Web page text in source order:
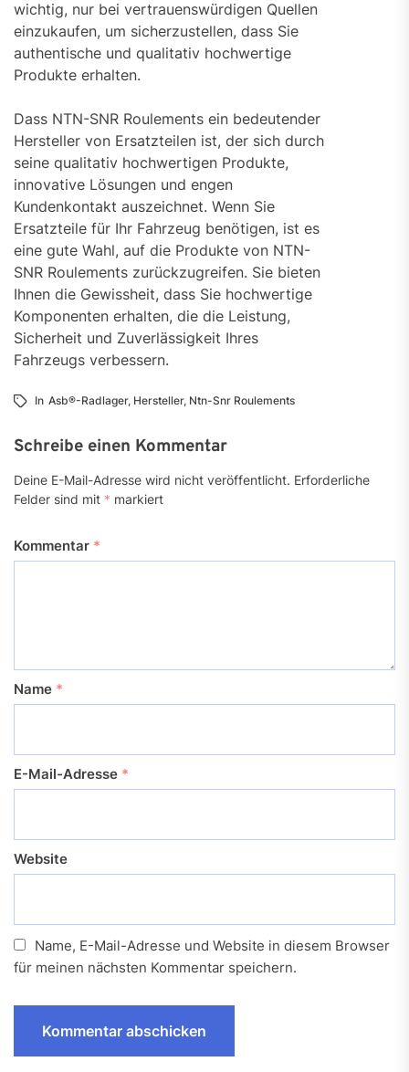
wichtig, nur bei vertrauenswürdigen Quellen
einzukaufen, um sicherzustellen, dass Sie
authentische und qualitativ hochwertige
Produkte erhalten.
Dass NTN-SNR Roulements ein bedeutender
Hersteller von Ersatzteilen ist, der sich durch
seine qualitativ hochwertigen Produkte,
innovative Lösungen und engen
Kundenkontakt auszeichnet. Wenn Sie
Ersatzteile für Ihr Fahrzeug benötigen, ist es
eine gute Wahl, auf die Produkte von NTN-
SNR Roulements zurückzugreifen. Sie bieten
Ihnen die Gewissheit, dass Sie hochwertige
Komponenten erhalten, die die Leistung,
Sicherheit und Zuverlässigkeit Ihres
Fahrzeugs verbessern.
In Asb®-Radlager, Hersteller, Ntn-Snr Roulements
Schreibe einen Kommentar
Deine E-Mail-Adresse wird nicht veröffentlicht. Erforderliche
Felder sind mit * markiert
Kommentar *
Name *
E-Mail-Adresse *
Website
Name, E-Mail-Adresse und Website in diesem Browser
für meinen nächsten Kommentar speichern.